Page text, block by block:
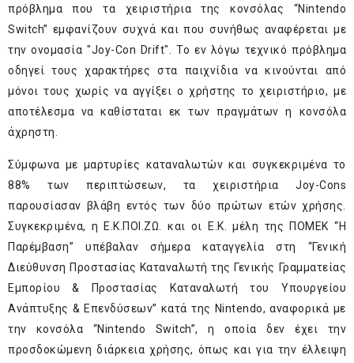
πρόβλημα που τα χειριστήρια της κονσόλας “Nintendo
Switch” εμφανίζουν συχνά και που συνήθως αναφέρεται με
την ονομασία "Joy-Con Drift". Το εν λόγω τεχνικό πρόβλημα
οδηγεί τους χαρακτήρες στα παιχνίδια να κινούνται από
μόνοι τους χωρίς να αγγίξει ο χρήστης το χειριστήριο, με
αποτέλεσμα να καθίσταται εκ των πραγμάτων η κονσόλα
άχρηστη.
Σύμφωνα με μαρτυρίες καταναλωτών και συγκεκριμένα το
88% των περιπτώσεων, τα χειριστήρια Joy-Cons
παρουσίασαν βλάβη εντός των δύο πρώτων ετών χρήσης.
Συγκεκριμένα, η Ε.Κ.ΠΟΙ.ΖΩ. και οι Ε.Κ. μέλη της ΠΟΜΕΚ “Η
Παρέμβαση” υπέβαλαν σήμερα καταγγελία στη “Γενική
Διεύθυνση Προστασίας Καταναλωτή της Γενικής Γραμματείας
Εμπορίου & Προστασίας Καταναλωτή του Υπουργείου
Ανάπτυξης & Επενδύσεων” κατά της Nintendo, αναφορικά με
την κονσόλα “Nintendo Switch”, η οποία δεν έχει την
προσδοκώμενη διάρκεια χρήσης, όπως και για την έλλειψη